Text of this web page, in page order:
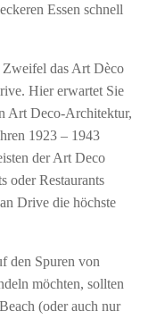
Essen schnell
das Art Dèco
Hier erwartet Sie
Art Deco-Architektur,
1923 – 1943
der Art Deco
oder Restaurants
Drive die höchste
den Spuren von
möchten, sollten
(oder auch nur